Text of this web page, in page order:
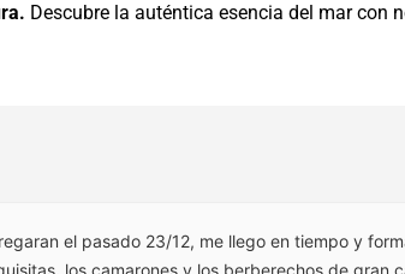
Descubre la auténtica esencia del mar con
el pasado 23/12, me llego en tiempo y
los camarones y los berberechos de gran